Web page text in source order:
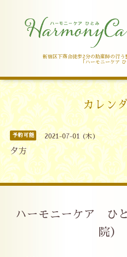
新宿区下落合徒歩2分の助産師の行う
「ハーモニーケア ひ
カレン
予約可能 2021-07-01 (木)
夕方
ハーモニーケア ひ
院）